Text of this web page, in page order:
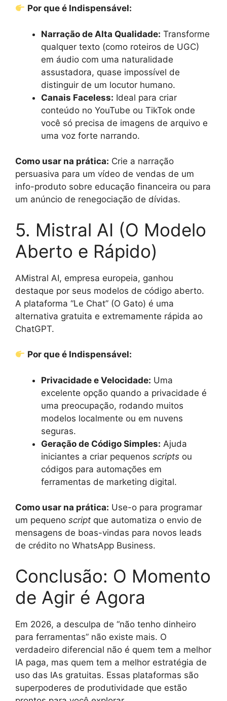
Por que é Indispensável:
Narração de Alta Qualidade: Transforme
qualquer texto (como roteiros de UGC)
em áudio com uma naturalidade
assustadora, quase impossível de
distinguir de um locutor humano.
Canais Faceless: Ideal para criar
conteúdo no YouTube ou TikTok onde
você só precisa de imagens de arquivo e
uma voz forte narrando.
Como usar na prática: Crie a narração
persuasiva para um vídeo de vendas de um
info-produto sobre educação financeira ou para
um anúncio de renegociação de dívidas.
5. Mistral AI (O Modelo
Aberto e Rápido)
AMistral AI, empresa europeia, ganhou
destaque por seus modelos de código aberto.
A plataforma “Le Chat” (O Gato) é uma
alternativa gratuita e extremamente rápida ao
ChatGPT.
Por que é Indispensável:
Privacidade e Velocidade: Uma
excelente opção quando a privacidade é
uma preocupação, rodando muitos
modelos localmente ou em nuvens
seguras.
Geração de Código Simples: Ajuda
iniciantes a criar pequenos scripts ou
códigos para automações em
ferramentas de marketing digital.
Como usar na prática: Use-o para programar
um pequeno script que automatiza o envio de
mensagens de boas-vindas para novos leads
de crédito no WhatsApp Business.
Conclusão: O Momento
de Agir é Agora
Em 2026, a desculpa de “não tenho dinheiro
para ferramentas” não existe mais. O
verdadeiro diferencial não é quem tem a melhor
IA paga, mas quem tem a melhor estratégia de
uso das IAs gratuitas. Essas plataformas são
superpoderes de produtividade que estão